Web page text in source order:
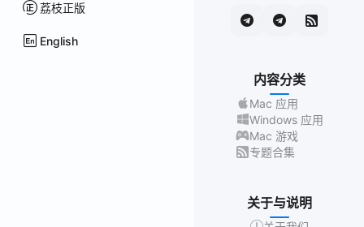
荔枝正版
English
内容分类
Mac 应用
Windows 应用
Mac 游戏
专题合集
关于与说明